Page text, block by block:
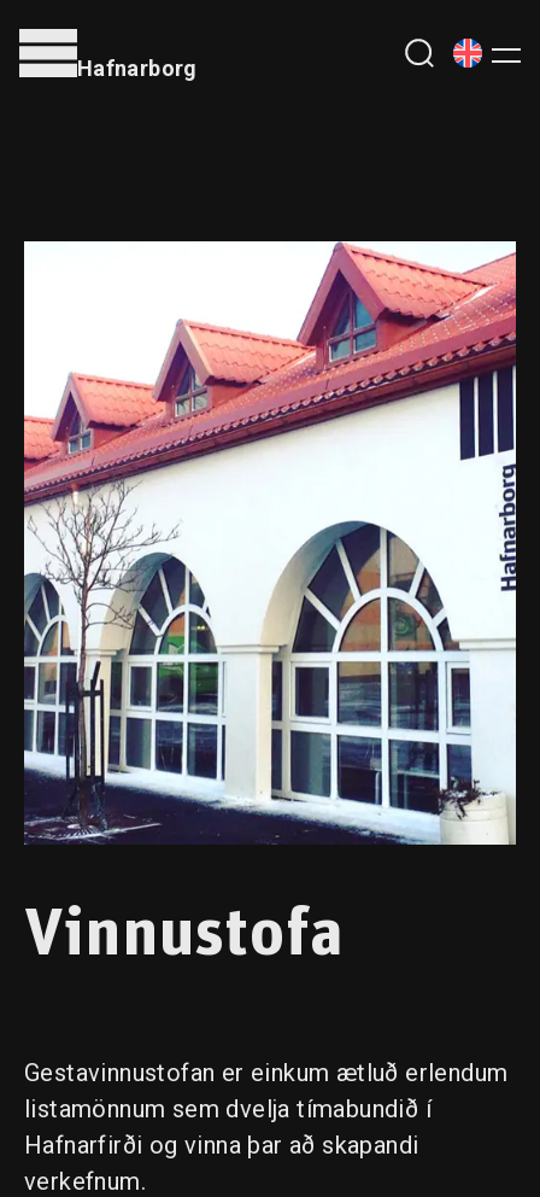
Hafnarborg
Vinnustofa
Gestavinnustofan er einkum ætluð erlendum
listamönnum sem dvelja tímabundið í
Hafnarfirði og vinna þar að skapandi
verkefnum.